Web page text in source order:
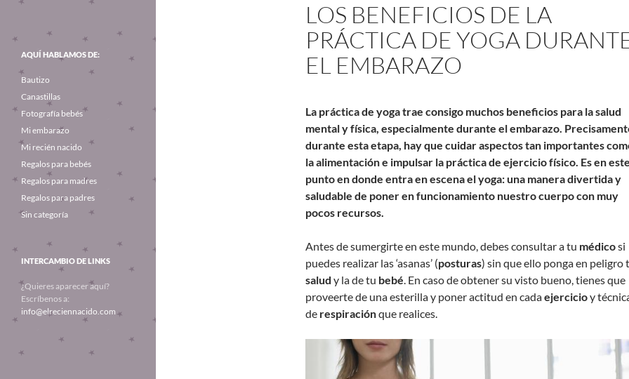
LOS BENEFICIOS DE LA
PRÁCTICA DE YOGA
EL EMBARAZO
La práctica de yoga trae consigo muchos beneficios para la salud
mental y física, especialmente durante el embarazo.
durante esta etapa, hay que cuidar aspectos tan importantes
la alimentación e impulsar la práctica de ejercicio físico. Es en
punto en donde entra en escena el yoga: una manera divertida y
saludable de poner en funcionamiento nuestro cuerpo con muy
pocos recursos.
Antes de sumergirte en este mundo, debes consultar a tu médicosi
puedes realizar las ‘asanas’ (posturas) sin que ello ponga en peligro
salud y la de tu bebé. En caso de obtener su visto bueno, tienes que
proveerte de una esterilla y poner actitud en cadaejercicioy
de respiraciónque realices.
AQUÍ HABLAMOS DE:
Bautizo
Canastillas
Fotografía bebés
Mi embarazo
Mi recién nacido
Regalos para bebés
Regalos para madres
Regalos para padres
Sin categoría
INTERCAMBIO DE LINKS
¿Quieres aparecer aquí?
Escríbenos a:
info@elreciennacido.com